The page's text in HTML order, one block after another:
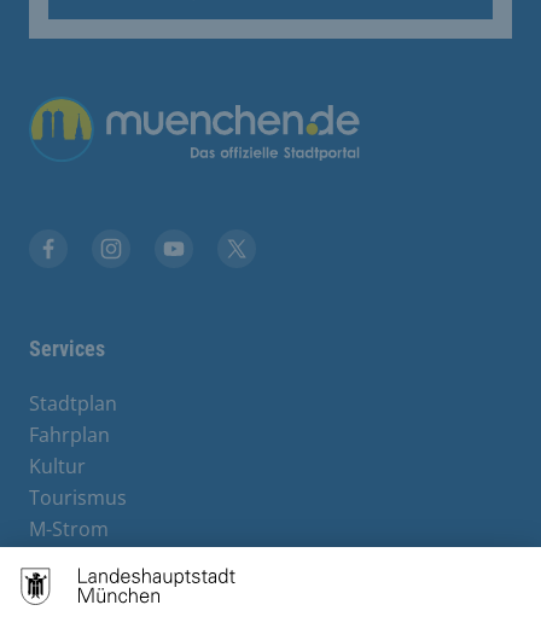
Übergreifende Links
Services
Stadtplan
Fahrplan
Kultur
Tourismus
M-Strom
Hotels